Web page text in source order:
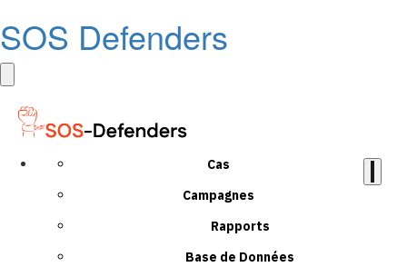
SOS Defenders
Cas
Campagnes
Rapports
Base de Données